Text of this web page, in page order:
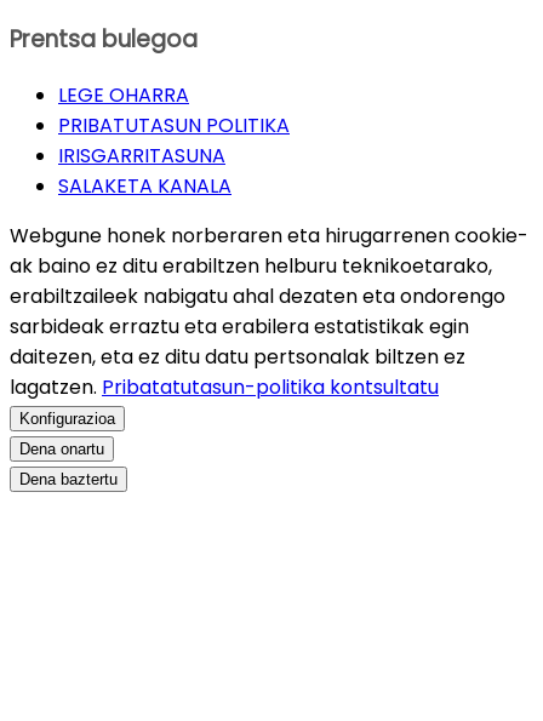
Prentsa bulegoa
LEGE OHARRA
PRIBATUTASUN POLITIKA
IRISGARRITASUNA
SALAKETA KANALA
Webgune honek norberaren eta hirugarrenen cookie-
ak baino ez ditu erabiltzen helburu teknikoetarako,
erabiltzaileek nabigatu ahal dezaten eta ondorengo
sarbideak erraztu eta erabilera estatistikak egin
daitezen, eta ez ditu datu pertsonalak biltzen ez
lagatzen. Pribatatutasun-politika kontsultatu
Konfigurazioa
Dena onartu
Dena baztertu